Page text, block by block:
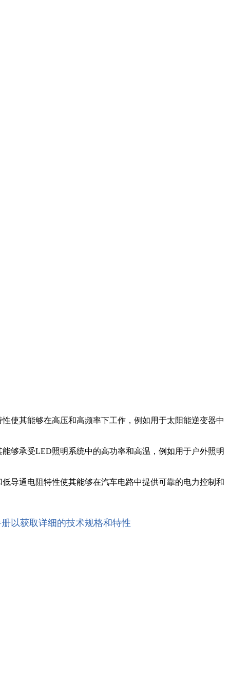
使其能够在高压和高频率下工作，例如用于太阳能逆变器中
够承受LED照明系统中的高功率和高温，例如用于户外照明
导通电阻特性使其能够在汽车电路中提供可靠的电力控制和
以获取详细的技术规格和特性